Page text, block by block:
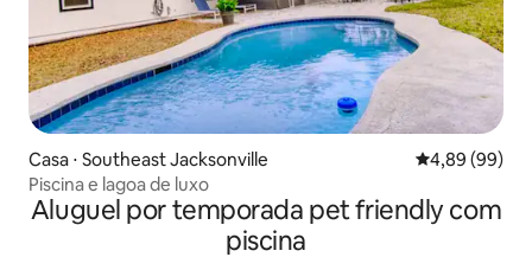
Casa ⋅ Southeast Jacksonville 4,89 de uma
4,89 (99)
Piscina e lagoa de luxo
Aluguel por temporada pet friendly com
piscina